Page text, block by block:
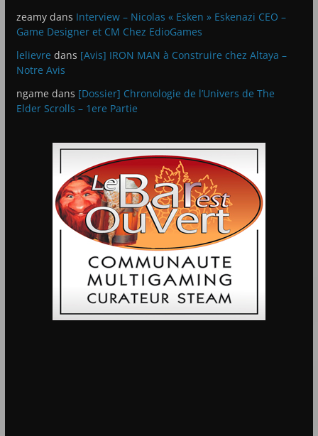
zeamydans Interview – Nicolas « Esken » Eskenazi CEO –
Game Designer et CM Chez EdioGames
lelievre dans [Avis] IRON MAN à Construire chez Altaya –
Notre Avis
ngame dans [Dossier] Chronologie de l’Univers de The
Elder Scrolls – 1ere Partie